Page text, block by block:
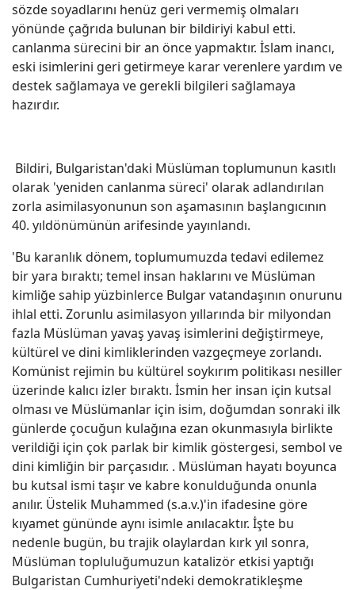
sözde soyadlarını henüz geri vermemiş olmaları
yönünde çağrıda bulunan bir bildiriyi kabul etti.
canlanma sürecini bir an önce yapmaktır. İslam inancı,
eski isimlerini geri getirmeye karar verenlere yardım ve
destek sağlamaya ve gerekli bilgileri sağlamaya
hazırdır.
Bildiri, Bulgaristan'daki Müslüman toplumunun kasıtlı
olarak 'yeniden canlanma süreci' olarak adlandırılan
zorla asimilasyonunun son aşamasının başlangıcının
40. yıldönümünün arifesinde yayınlandı.
'Bu karanlık dönem, toplumumuzda tedavi edilemez
bir yara bıraktı; temel insan haklarını ve Müslüman
kimliğe sahip yüzbinlerce Bulgar vatandaşının onurunu
ihlal etti. Zorunlu asimilasyon yıllarında bir milyondan
fazla Müslüman yavaş yavaş isimlerini değiştirmeye,
kültürel ve dini kimliklerinden vazgeçmeye zorlandı.
Komünist rejimin bu kültürel soykırım politikası nesiller
üzerinde kalıcı izler bıraktı. İsmin her insan için kutsal
olması ve Müslümanlar için isim, doğumdan sonraki ilk
günlerde çocuğun kulağına ezan okunmasıyla birlikte
verildiği için çok parlak bir kimlik göstergesi, sembol ve
dini kimliğin bir parçasıdır. . Müslüman hayatı boyunca
bu kutsal ismi taşır ve kabre konulduğunda onunla
anılır. Üstelik Muhammed (s.a.v.)'in ifadesine göre
kıyamet gününde aynı isimle anılacaktır. İşte bu
nedenle bugün, bu trajik olaylardan kırk yıl sonra,
Müslüman topluluğumuzun katalizör etkisi yaptığı
Bulgaristan Cumhuriyeti'ndeki demokratikleşme